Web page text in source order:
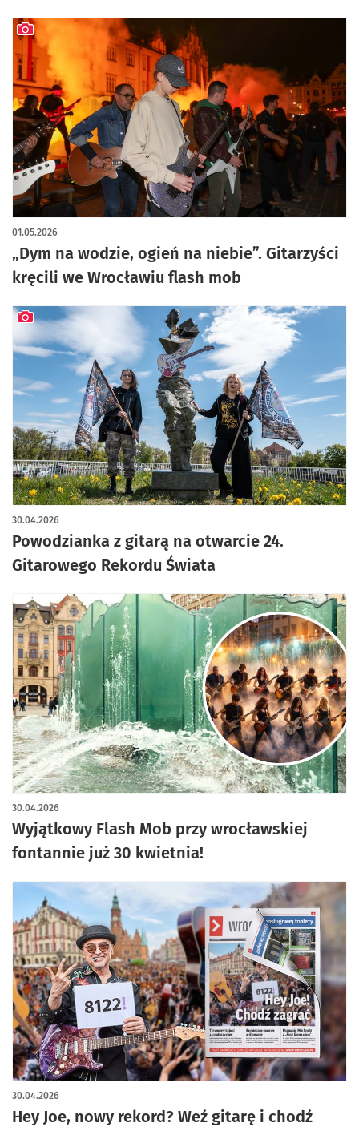
„Dym na wodzie, ogień na niebie”. Gitarzyści
kręcili we Wrocławiu flash mob
01.05.2026
artykuł z galerią zdjęć
Powodzianka z gitarą na otwarcie 24.
Gitarowego Rekordu Świata
30.04.2026
artykuł z galerią zdjęć
Wyjątkowy Flash Mob przy wrocławskiej
fontannie już 30 kwietnia!
30.04.2026
Hey Joe, nowy rekord? Weź gitarę i chodź
30.04.2026